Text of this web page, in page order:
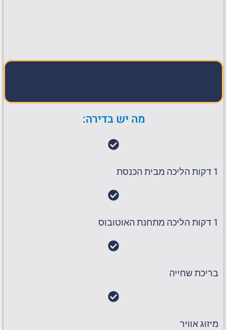
מה יש בדירה:
1 דקות הליכה מבית הכנסת
1 דקות הליכה מתחנת האוטובוס
בריכת שחייה
מיזוג אוויר